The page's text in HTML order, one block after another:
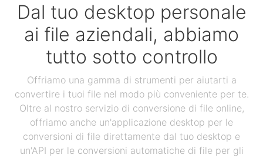
Dal tuo desktop personale
ai file aziendali, abbiamo
tutto sotto controllo
Offriamo una gamma di strumenti per aiutarti a
convertire i tuoi file nel modo più conveniente per te.
Oltre al nostro servizio di conversione di file online,
offriamo anche un'applicazione desktop per le
conversioni di file direttamente dal tuo desktop e
un'API per le conversioni automatiche di file per gli